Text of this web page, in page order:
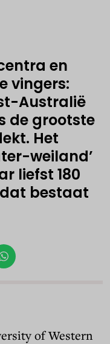
en
vingers:
Australië
de grootste
Het
weiland’
liefst 180
bestaat
of Western